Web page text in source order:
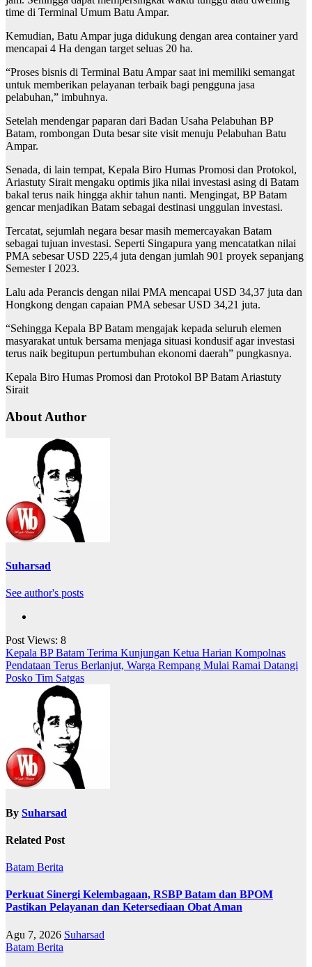
time di Terminal Umum Batu Ampar.
Kemudian, Batu Ampar juga didukung dengan area container yard
mencapai 4 Ha dengan target seluas 20 ha.
“Proses bisnis di Terminal Batu Ampar saat ini memiliki semangat
untuk memberikan pelayanan terbaik bagi pengguna jasa
pelabuhan,” imbuhnya.
Setelah mendengar paparan dari Badan Usaha Pelabuhan BP
Batam, rombongan Duta besar site visit menuju Pelabuhan Batu
Ampar.
Senada, di lain tempat, Kepala Biro Humas Promosi dan Protokol,
Ariastuty Sirait mengaku optimis jika nilai investasi asing di Batam
bakal terus naik hingga akhir tahun nanti. Mengingat, BP Batam
gencar menjadikan Batam sebagai destinasi unggulan investasi.
Tercatat, sejumlah negara besar masih memercayakan Batam
sebagai tujuan investasi. Seperti Singapura yang mencatatkan nilai
PMA sebesar USD 225,4 juta dengan jumlah 901 proyek sepanjang
Semester I 2023.
Lalu ada Perancis dengan nilai PMA mencapai USD 34,37 juta dan
Hongkong dengan capaian PMA sebesar USD 34,21 juta.
“Sehingga Kepala BP Batam mengajak kepada seluruh elemen
masyarakat untuk bersama menjaga situasi kondusif agar investasi
terus naik begitupun pertumbuhan ekonomi daerah” pungkasnya.
Kepala Biro Humas Promosi dan Protokol BP Batam Ariastuty
Sirait
About Author
Suharsad
See author's posts
Post Views: 8
Navigasi
pos
Kepala BP Batam Terima Kunjungan Ketua Harian Kompolnas
Pendataan Terus Berlanjut, Warga Rempang Mulai Ramai Datangi
Posko Tim Satgas
By Suharsad
Related Post
Batam Berita
Perkuat Sinergi Kelembagaan, RSBP Batam dan BPOM
Pastikan Pelayanan dan Ketersediaan Obat Aman
Agu 7, 2026 Suharsad
Batam Berita